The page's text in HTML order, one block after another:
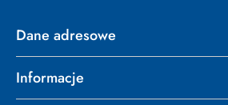
Dane adresowe
Informacje